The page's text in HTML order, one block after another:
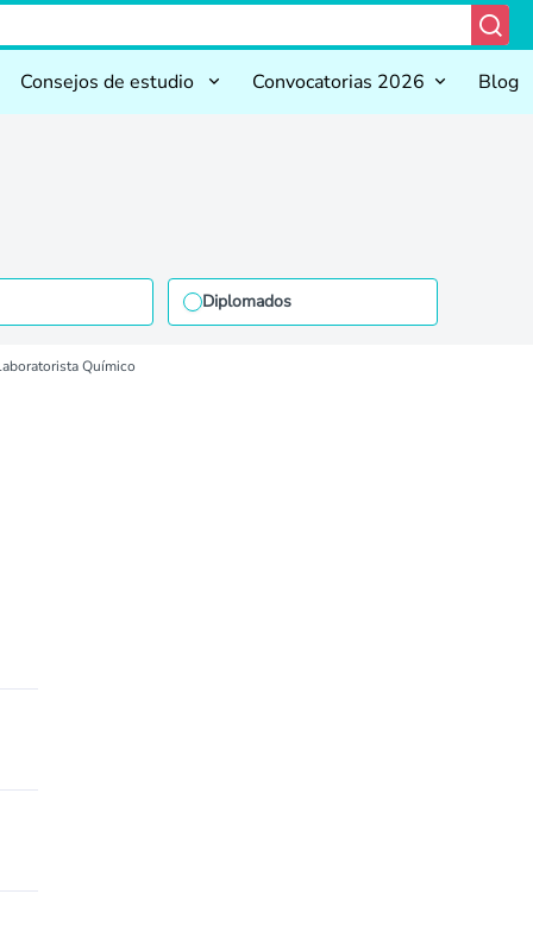
Consejos de estudio Convocatorias 2026 Blog
Diplomados
Químico